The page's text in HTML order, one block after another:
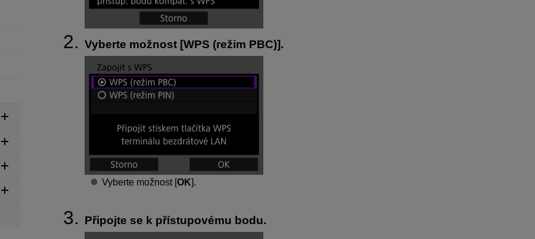
Vyberte možnost [WPS (režim PBC)].
Vyberte možnost [OK].
Připojte se k přístupovému bodu.